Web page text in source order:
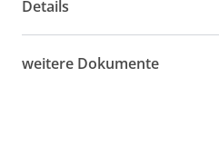
Details
weitere Dokumente